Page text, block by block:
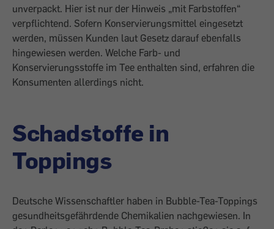
unverpackt. Hier ist nur der Hinweis „mit Farbstoffen“
verpflichtend. Sofern Konservierungsmittel eingesetzt
werden, müssen Kunden laut Gesetz darauf ebenfalls
hingewiesen werden. Welche Farb- und
Konservierungsstoffe im Tee enthalten sind, erfahren die
Konsumenten allerdings nicht.
Schadstoffe in
Toppings
Deutsche Wissenschaftler haben in Bubble-Tea-Toppings
gesundheitsgefährdende Chemikalien nachgewiesen. In